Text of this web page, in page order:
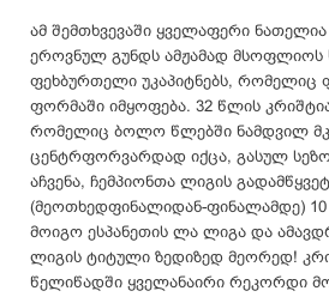
ამ შემთხვევაში ყველაფერი
ეროვნულ გუნდს ამჟამად მსოფლიოს
ფეხბურთელი უკაპიტნებს, რომელიც
ფორმაში იმყოფება. 32 წლის
რომელიც ბოლო წლებში ნამდვილ
ცენტრფორვარდად იქცა, გასულ
აჩვენა, ჩემპიონთა ლიგის
(მეოთხედფინალიდან-ფინალამდე) 10
მოიგო ესპანეთის ლა ლიგა და
ლიგის ტიტული ზედიზედ მეორედ!
წელიწადში ყველანაირი რეკორდი